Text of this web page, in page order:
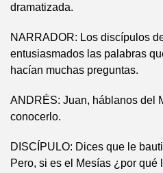
dramatizada.
NARRADOR: Los discípulos
entusiasmados las palabras
hacían muchas preguntas.
ANDRÉS: Juan, háblanos del
conocerlo.
DISCÍPULO: Dices que le
Pero, si es el Mesías ¿por qué